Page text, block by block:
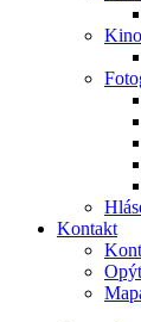
Kino
Kontakt